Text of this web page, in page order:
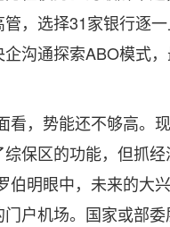
，选择31家银行逐
沟通探索ABO模式
，势能还不够高。
保区的功能，但抓
伯明眼中，未来的大兴
户机场。国家或部